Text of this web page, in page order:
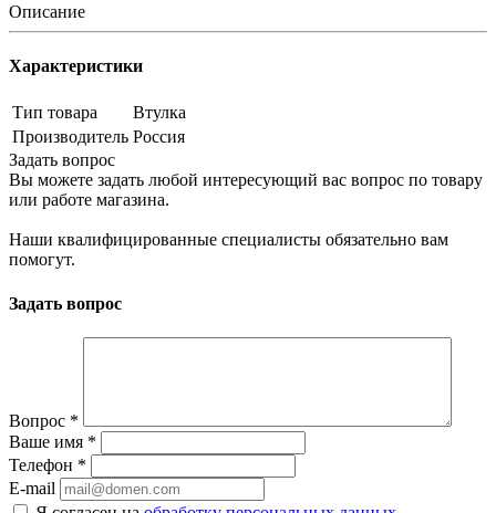
Описание
Характеристики
Тип товара
Втулка
Производитель Россия
Задать вопрос
Вы можете задать любой интересующий вас вопрос по товару
или работе магазина.
Наши квалифицированные специалисты обязательно вам
помогут.
Задать вопрос
Вопрос *
Ваше имя *
Телефон *
E-mail